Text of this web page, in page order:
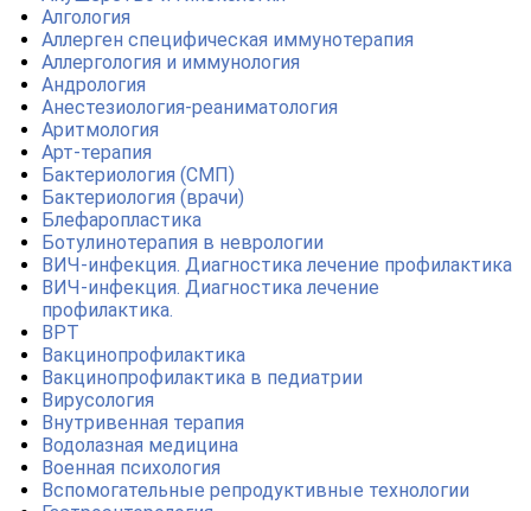
Алгология
Аллерген специфическая иммунотерапия
Аллергология и иммунология
Андрология
Анестезиология-реаниматология
Аритмология
Арт-терапия
Бактериология (СМП)
Бактериология (врачи)
Блефаропластика
Ботулинотерапия в неврологии
ВИЧ-инфекция. Диагностика лечение профилактика
ВИЧ-инфекция. Диагностика лечение
профилактика.
ВРТ
Вакцинопрофилактика
Вакцинопрофилактика в педиатрии
Вирусология
Внутривенная терапия
Водолазная медицина
Военная психология
Вспомогательные репродуктивные технологии